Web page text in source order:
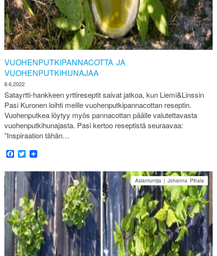
VUOHENPUTKIPANNACOTTA JA
VUOHENPUTKIHUNAJAA
8.6.2022
Satayrtti-hankkeen yrttireseptit saivat jatkoa, kun Liemi&Linssin
Pasi Kuronen loihti meille vuohenputkipannacottan reseptin.
Vuohenputkea löytyy myös pannacottan päälle valutettavasta
vuohenputkihunajasta. Pasi kertoo reseptistä seuraavaa:
”Inspiraation tähän…
Facebook
Twitter
Asiantuntija | Johanna Pihala